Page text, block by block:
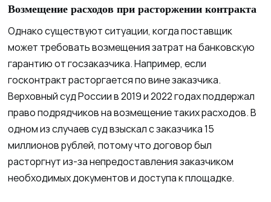
Возмещение расходов при расторжении контракта
Однако существуют ситуации, когда поставщик
может требовать возмещения затрат на банковскую
гарантию от госзаказчика. Например, если
госконтракт расторгается по вине заказчика.
Верховный суд России в 2019 и 2022 годах поддержал
право подрядчиков на возмещение таких расходов. В
одном из случаев суд взыскал с заказчика 15
миллионов рублей, потому что договор был
расторгнут из-за непредоставления заказчиком
необходимых документов и доступа к площадке.